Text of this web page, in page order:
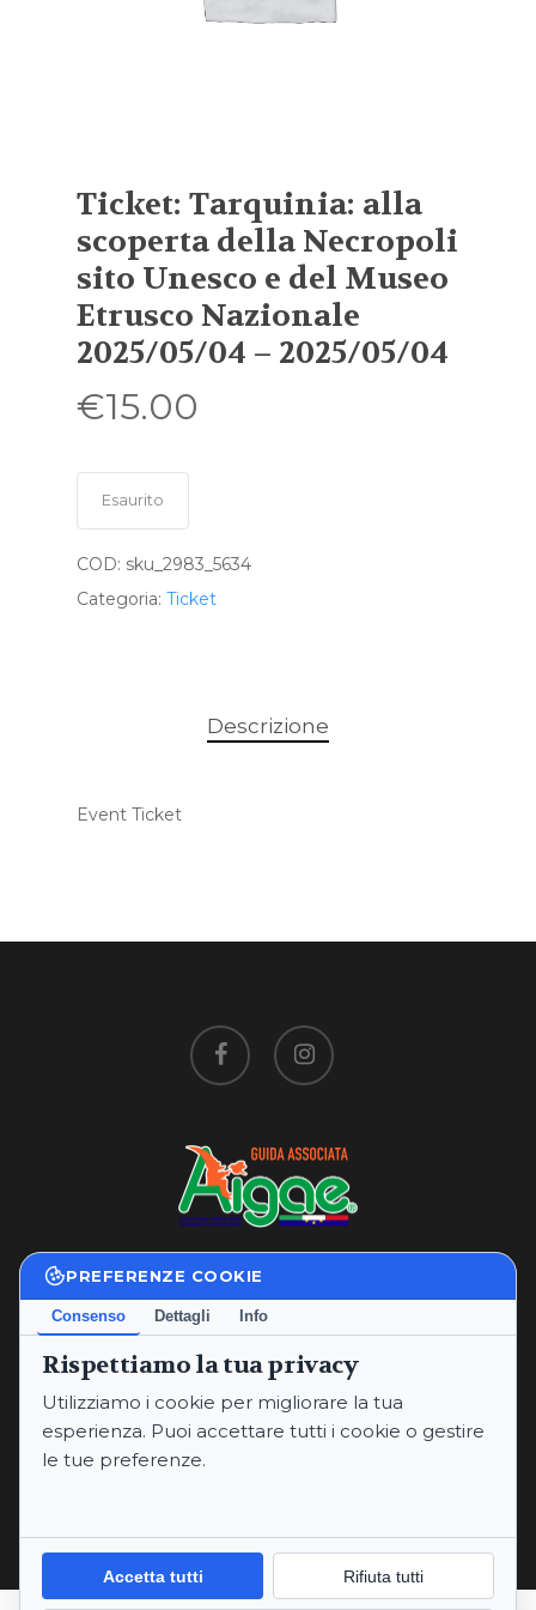
PREFERENZE COOKIE
Consenso Dettagli Info
Rispettiamo la tua privacy
Utilizziamo i cookie per migliorare la tua
esperienza. Puoi accettare tutti i cookie o gestire
le tue preferenze.
Informativa sulla PrivacyCookie Policy
Accetta tutti Rifiuta tutti
Ticket: Tarquinia: alla
scoperta della Necropoli
sito Unesco e del Museo
Etrusco Nazionale
2025/05/04 – 2025/05/04
€15.00
Esaurito
COD: sku_2983_5634
Categoria: Ticket
Descrizione
Event Ticket
facebook instagram
Privacy Policy|Cookie Policy
Termini e Condizioni
P.IVA: 02234760565
Email:annaritaproperzi@gmail.com
PEC:annaritaproperzi@pec.it
Telefoni: